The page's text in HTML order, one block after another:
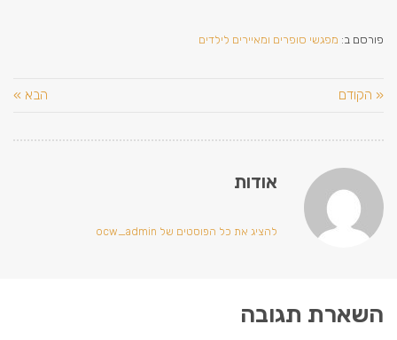
פורסם ב: מפגשי סופרים ומאיירים לילדים
« הקודם הבא »
אודות
להציג את כל הפוסטים של ocw_admin
השארת תגובה